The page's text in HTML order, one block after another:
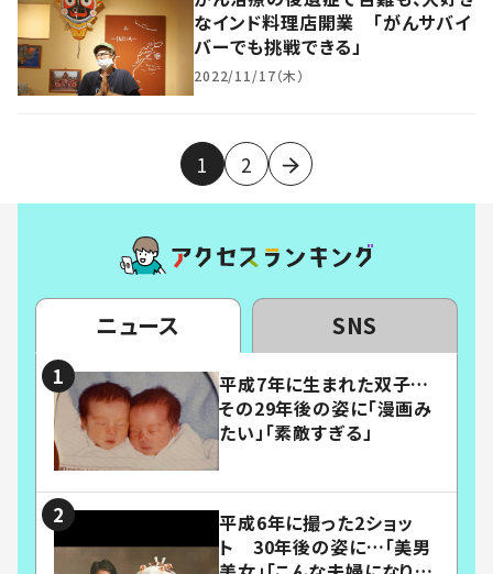
なインド料理店開業 「がんサバイ
バーでも挑戦できる」
2022/11/17（木）
1 2
ニュース SNS
平成7年に生まれた双子…
その29年後の姿に「漫画み
たい」「素敵すぎる」
平成6年に撮った2ショッ
ト 30年後の姿に…「美男